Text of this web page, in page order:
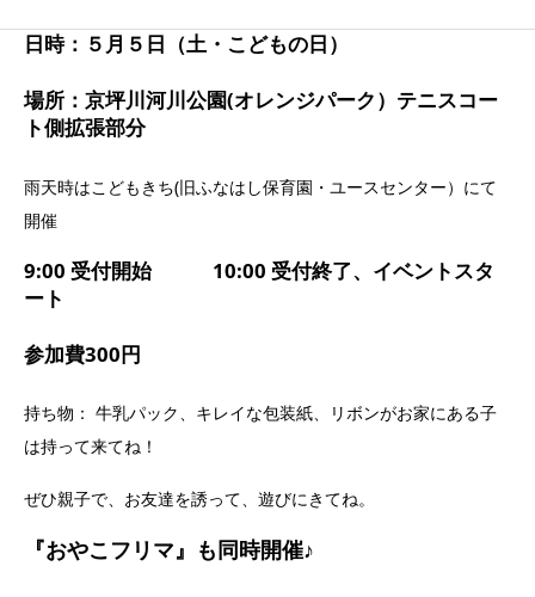
日時：５月５日（土・こどもの日）
場所：京坪川河川公園(オレンジパーク）テニスコー
ト側拡張部分
雨天時はこどもきち(旧ふなはし保育園・ユースセンター）にて
開催
9:00 受付開始 10:00 受付終了、イベントスタ
ート
参加費300円
持ち物： 牛乳パック、キレイな包装紙、リボンがお家にある子
は持って来てね！
ぜひ親子で、お友達を誘って、遊びにきてね。
『おやこフリマ』も同時開催♪